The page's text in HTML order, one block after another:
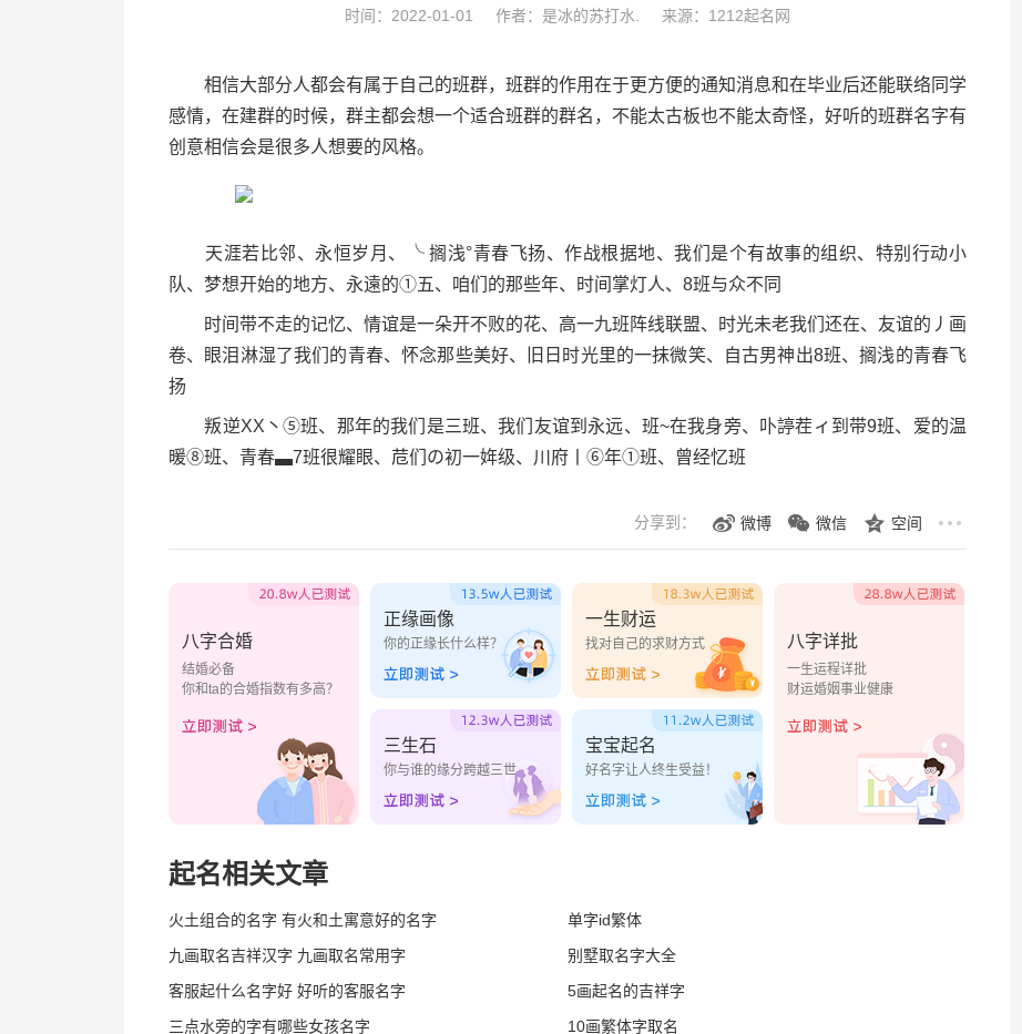
时间：2022-01-01 作者：是冰的苏打水. 来源：1212起名网
相信大部分人都会有属于自己的班群，班群的作用在于更方便的通知消息和在毕业后还能联络同学
感情，在建群的时候，群主都会想一个适合班群的群名，不能太古板也不能太奇怪，好听的班群名字有
创意相信会是很多人想要的风格。
天涯若比邻、永恒岁月、╰ 搁浅°青春飞扬、作战根据地、我们是个有故事的组织、特别行动小
队、梦想开始的地方、永遠的①五、咱们的那些年、时间掌灯人、8班与众不同
时间带不走的记忆、情谊是一朵开不败的花、高一九班阵线联盟、时光未老我们还在、友谊的丿画
卷、眼泪淋湿了我们的青春、怀念那些美好、旧日时光里的一抹微笑、自古男神出8班、搁浅的青春飞
扬
叛逆XX丶⑤班、那年的我们是三班、我们友谊到永远、班~在我身旁、卟諪茬ィ到带9班、爱的温
暖⑧班、青春▃7班很耀眼、苊们の初一姩级、川府丨⑥年①班、曾经忆班
分享到： 微博 微信 空间
八字合婚
结婚必备
你和ta的合婚指数有多高？
正缘画像
你的正缘长什么样？
一生财运
找对自己的求财方式
三生石
你与谁的缘分跨越三世
宝宝起名
好名字让人终生受益！
八字详批
一生运程详批
财运婚姻事业健康
起名相关文章
火土组合的名字 有火和土寓意好的名字
单字id繁体
九画取名吉祥汉字 九画取名常用字
别墅取名字大全
客服起什么名字好 好听的客服名字
5画起名的吉祥字
三点水旁的字有哪些女孩名字
10画繁体字取名